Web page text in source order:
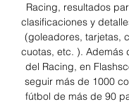
Racing, resultados
clasificaciones y
(goleadores, tarjetas,
cuotas, etc. ). Además
del Racing, en
seguir más de 1000
fútbol de más de 90